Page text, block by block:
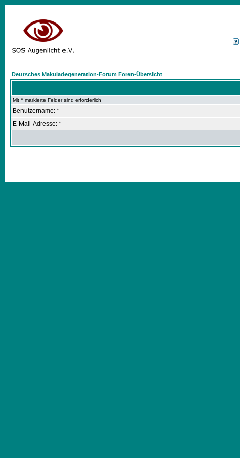
Deutsches Makuladegeneration-Forum Foren-Übersicht
Mit * markierte Felder sind erforderlich
Benutzername: *
E-Mail-Adresse: *